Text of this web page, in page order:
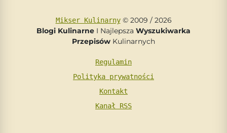
Mikser Kulinarny© 2009 / 2026
Blogi Kulinarne I Najlepsza Wyszukiwarka
Przepisów Kulinarnych
Regulamin
Polityka prywatności
Kontakt
Kanał RSS